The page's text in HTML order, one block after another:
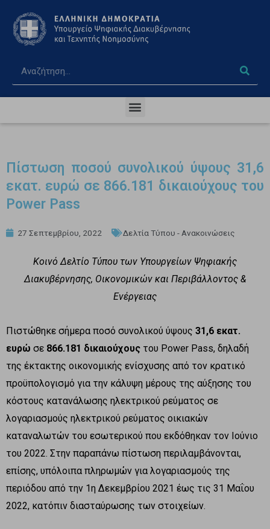
Πίστωση ποσού συνολικού ύψους 31,6
εκατ. ευρώ σε 866.181 δικαιούχους του
Power Pass
27 Σεπτεμβρίου, 2022 Δελτία Τύπου - Ανακοινώσεις
Κοινό Δελτίο Τύπου των Υπουργείων Ψηφιακής
Διακυβέρνησης, Οικονομικών και Περιβάλλοντος &
Ενέργειας
Πιστώθηκε σήμερα ποσό συνολικού ύψους 31,6 εκατ.
ευρώ σε 866.181 δικαιούχους του Power Pass, δηλαδή
της έκτακτης οικονομικής ενίσχυσης από τον κρατικό
προϋπολογισμό για την κάλυψη μέρους της αύξησης του
κόστους κατανάλωσης ηλεκτρικού ρεύματος σε
λογαριασμούς ηλεκτρικού ρεύματος οικιακών
καταναλωτών του εσωτερικού που εκδόθηκαν τον Ιούνιο
του 2022. Στην παραπάνω πίστωση περιλαμβάνονται,
επίσης, υπόλοιπα πληρωμών για λογαριασμούς της
περιόδου από την 1η Δεκεμβρίου 2021 έως τις 31 Μαΐου
2022, κατόπιν διασταύρωσης των στοιχείων.